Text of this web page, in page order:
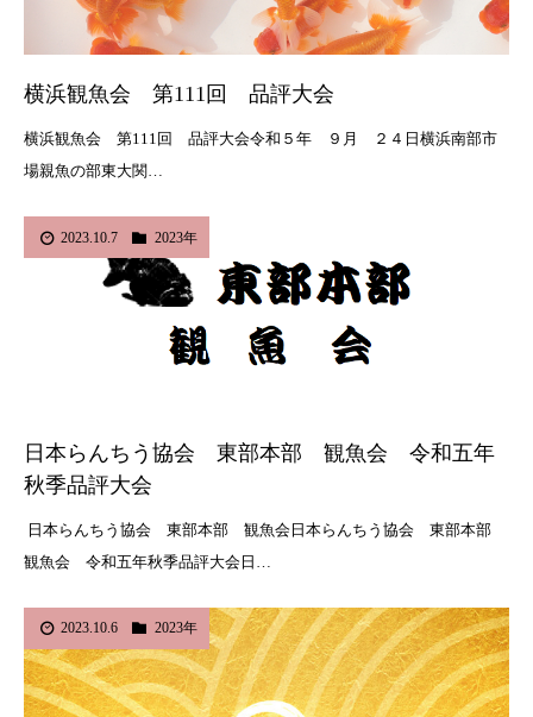
横浜観魚会 第111回 品評大会
横浜観魚会 第111回 品評大会令和５年 ９月 ２４日横浜南部市
場親魚の部東大関…
2023.10.7 2023年
日本らんちう協会 東部本部 観魚会 令和五年
秋季品評大会
日本らんちう協会 東部本部 観魚会日本らんちう協会 東部本部
観魚会 令和五年秋季品評大会日…
2023.10.6 2023年